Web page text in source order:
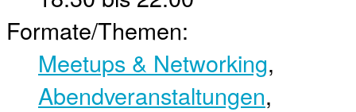
Formate/Themen:
Meetups & Networking,
Abendveranstaltungen,